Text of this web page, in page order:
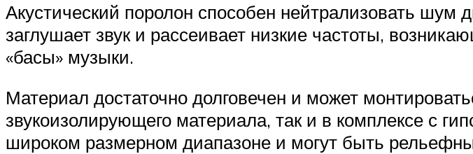
Акустический поролон способен нейтрализовать
заглушает звук и рассеивает низкие частоты,
«басы» музыки.
Материал достаточно долговечен и может
звукоизолирующего материала, так и в комплексе с
широком размерном диапазоне и могут быть